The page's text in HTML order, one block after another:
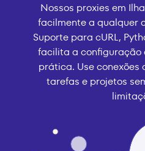
Nossos proxies em
facilmente a qualquer
Suporte para cURL,
facilita a configuração
prática. Use conexões
tarefas e projetos